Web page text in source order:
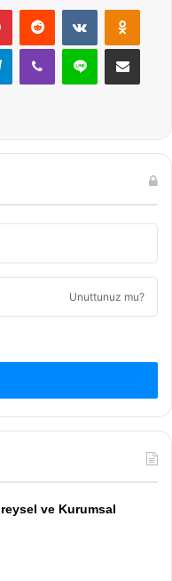
PinterestReddit VKontakte
TelegramViber Line E-Posta ile
Unuttunuz mu?
ve Kurumsal